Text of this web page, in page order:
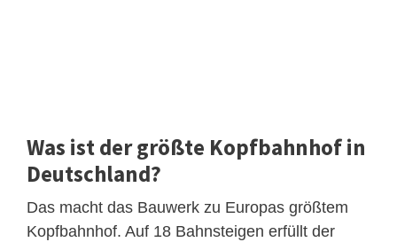
Was ist der größte Kopfbahnhof in
Deutschland?
Das macht das Bauwerk zu Europas größtem
Kopfbahnhof. Auf 18 Bahnsteigen erfüllt der